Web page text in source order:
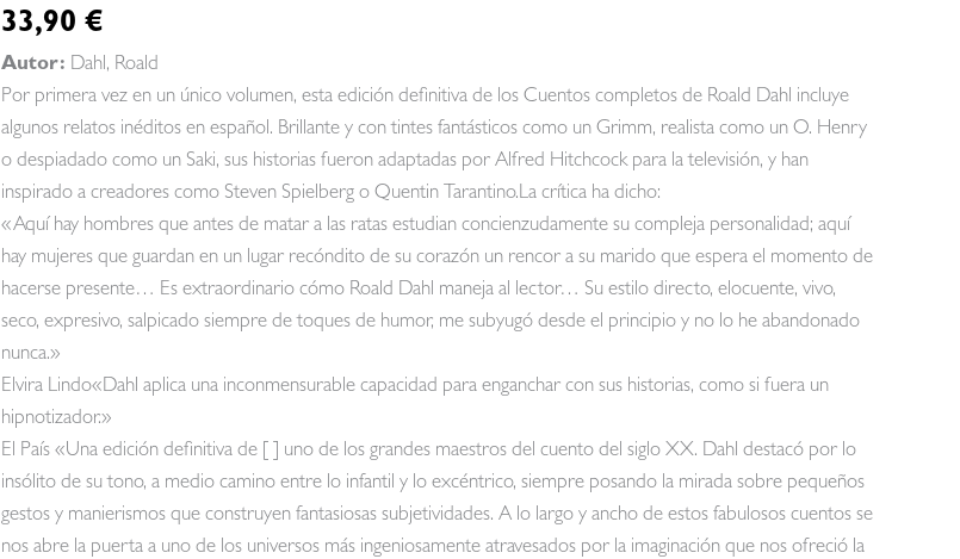
33,90 €
Autor: Dahl, Roald
Por primera vez en un único volumen, esta edición definitiva de los Cuentos completos de Roald Dahl incluye
algunos relatos inéditos en español. Brillante y con tintes fantásticos como un Grimm, realista como un O. Henry
o despiadado como un Saki, sus historias fueron adaptadas por Alfred Hitchcock para la televisión, y han
inspirado a creadores como Steven Spielberg o Quentin Tarantino.La crítica ha dicho:
«Aquí hay hombres que antes de matar a las ratas estudian concienzudamente su compleja personalidad; aquí
hay mujeres que guardan en un lugar recóndito de su corazón un rencor a su marido que espera el momento de
hacerse presente… Es extraordinario cómo Roald Dahl maneja al lector… Su estilo directo, elocuente, vivo,
seco, expresivo, salpicado siempre de toques de humor, me subyugó desde el principio y no lo he abandonado
nunca.»
Elvira Lindo«Dahl aplica una inconmensurable capacidad para enganchar con sus historias, como si fuera un
hipnotizador.»
El País «Una edición definitiva de [ ] uno de los grandes maestros del cuento del siglo XX. Dahl destacó por lo
insólito de su tono, a medio camino entre lo infantil y lo excéntrico, siempre posando la mirada sobre pequeños
gestos y manierismos que construyen fantasiosas subjetividades. A lo largo y ancho de estos fabulosos cuentos se
nos abre la puerta a uno de los universos más ingeniosamente atravesados por la imaginación que nos ofreció la